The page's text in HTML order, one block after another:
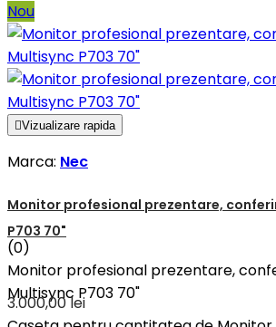
Nou
Vizualizare rapida
Marca: Nec
Monitor profesional prezentare,
P703 70"
(0)
Monitor profesional prezentare,
Multisync P703 70"
3.000,00 lei